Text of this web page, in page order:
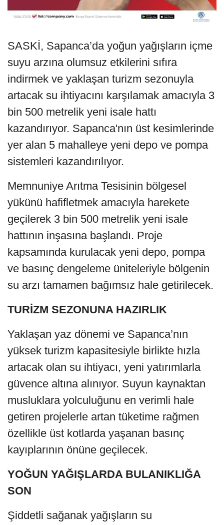
SASKİ, Sapanca’da yoğun yağışların içme
suyu arzına olumsuz etkilerini sıfıra
indirmek ve yaklaşan turizm sezonuyla
artacak su ihtiyacını karşılamak amacıyla 3
bin 500 metrelik yeni isale hattı
kazandırıyor. Sapanca'nın üst kesimlerinde
yer alan 5 mahalleye yeni depo ve pompa
sistemleri kazandırılıyor.
Memnuniye Arıtma Tesisinin bölgesel
yükünü hafifletmek amacıyla harekete
geçilerek 3 bin 500 metrelik yeni isale
hattının inşasına başlandı. Proje
kapsamında kurulacak yeni depo, pompa
ve basınç dengeleme üniteleriyle bölgenin
su arzı tamamen bağımsız hale getirilecek.
TURİZM SEZONUNA HAZIRLIK
Yaklaşan yaz dönemi ve Sapanca’nın
yüksek turizm kapasitesiyle birlikte hızla
artacak olan su ihtiyacı, yeni yatırımlarla
güvence altına alınıyor. Suyun kaynaktan
musluklara yolculuğunu en verimli hale
getiren projelerle artan tüketime rağmen
özellikle üst kotlarda yaşanan basınç
kayıplarının önüne geçilecek.
YOĞUN YAĞIŞLARDA BULANIKLIĞA
SON
Şiddetli sağanak yağışların su